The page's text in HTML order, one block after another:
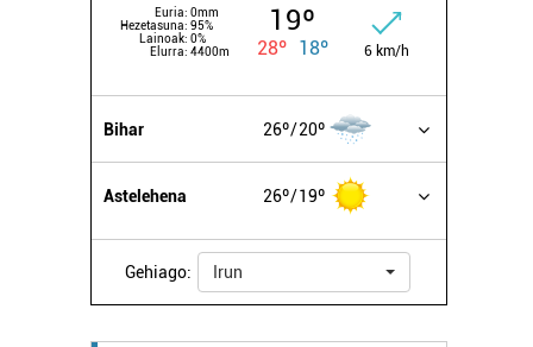
Euria: 0mm
Hezetasuna: 95%
Lainoak: 0%
Elurra: 4400m
19º
28º 18º 6 km/h
Bihar 26º 20º
Astelehena 26º 19º
Gehiago: Irun